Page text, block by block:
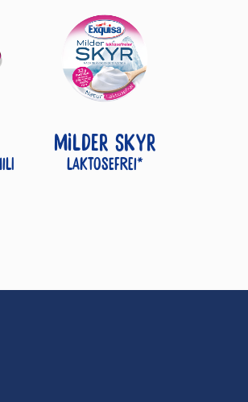
MILDER SKYR
Laktosefrei*